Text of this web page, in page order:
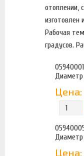
отоплении,
изготовлен
Рабочая
градусов.
05940001
Цена:
Цена: